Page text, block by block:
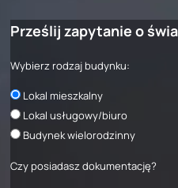
Prześlij zapytanie o
Wybierz rodzaj budynku:
Lokal mieszkalny
Lokal usługowy/biuro
Budynek wielorodzinny
Czy posiadasz dokumentację?